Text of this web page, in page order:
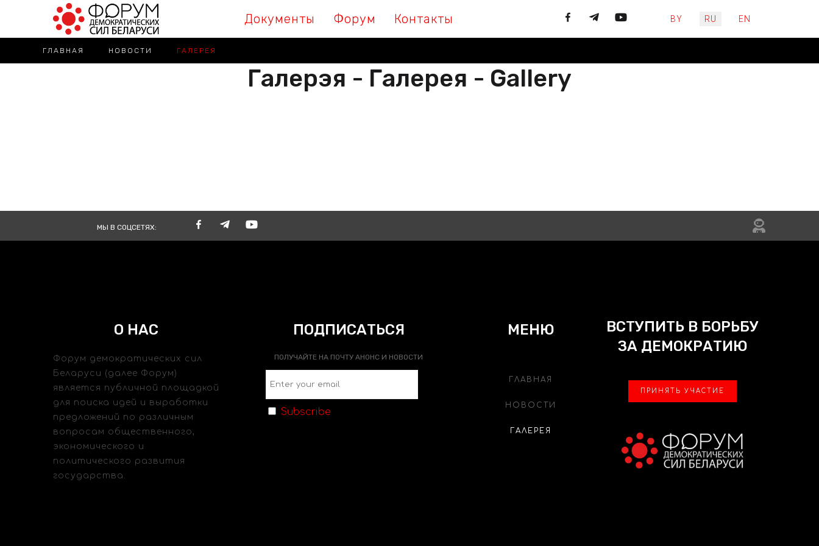
Документы Форум Контакты Выберите язык
BY RU EN
ГЛАВНАЯ НОВОСТИ ГАЛЕРЕЯ
Галерэя - Галерея - Gallery
МЫ В СОЦСЕТЯХ:
О НАС
Форум демократических сил
Беларуси (далее Форум)
является публичной площадкой
для поиска идей и выработки
предложений по различным
вопросам общественного,
экономического и
политического развития
государства.
ПОДПИСАТЬСЯ
ПОЛУЧАЙТЕ НА ПОЧТУ АНОНС И НОВОСТИ
Subscribe
МЕНЮ
ГЛАВНАЯ
НОВОСТИ
ГАЛЕРЕЯ
ВСТУПИТЬ В БОРЬБУ
ЗА ДЕМОКРАТИЮ
ПРИНЯТЬ УЧАСТИЕ